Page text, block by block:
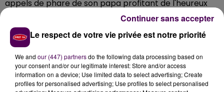
appels de phare de son papa profitant de l'heureux
hasard du passage de quelques motards au bon
moment et au bon endroit, qu’est née Alicia. La petite
famille a bien vite été emmenée au centre hospitalier
du Mans :
militaires.
Le respect de votre vie privée est notre priorité
We and our (447) partnersdo the following data processing based on
your consent and/or our legitimate interest: Store and/or access
information on a device; Use limited data to select advertising; Create
profiles for personalised advertising; Use profiles to select personalised
Continuer sans accepter